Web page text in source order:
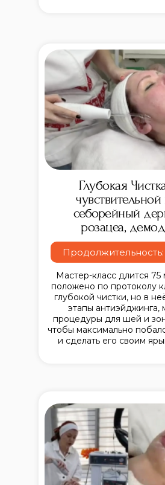
Мастер-класс длится 75
положено по протоколу
глубокой чистки, но в
этапы антиэйджинга,
процедуры для шей и
чтобы максимально
и сделать его своим
Глубокая
себорейный
розацеа,